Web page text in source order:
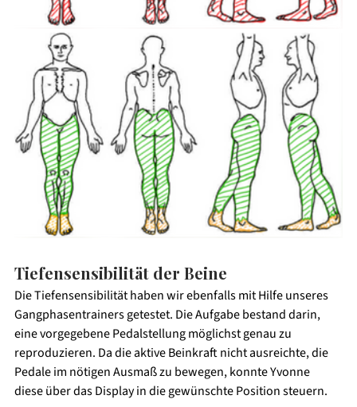
Tiefensensibilität der Beine
Die Tiefensensibilität haben wir ebenfalls mit Hilfe unseres
Gangphasentrainers getestet. Die Aufgabe bestand darin,
eine vorgegebene Pedalstellung möglichst genau zu
reproduzieren. Da die aktive Beinkraft nicht ausreichte, die
Pedale im nötigen Ausmaß zu bewegen, konnte Yvonne
diese über das Display in die gewünschte Position steuern.